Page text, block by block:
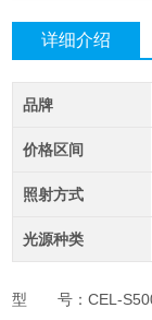
详细介绍
品牌
价格区间
照射方式
光源种类
型 号：CEL-S500